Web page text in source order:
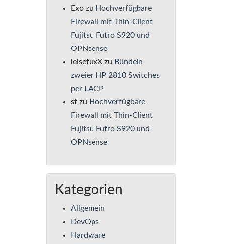
Exo zu Hochverfügbare
Firewall mit Thin-Client
Fujitsu Futro S920 und
OPNsense
leisefuxX zu Bündeln
zweier HP 2810 Switches
per LACP
sf zu Hochverfügbare
Firewall mit Thin-Client
Fujitsu Futro S920 und
OPNsense
Kategorien
Allgemein
DevOps
Hardware